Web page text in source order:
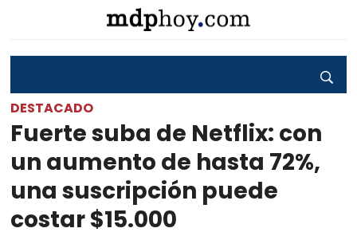
DESTACADO
Fuerte suba de Netflix: con
un aumento de hasta 72%,
una suscripción puede
costar $15.000